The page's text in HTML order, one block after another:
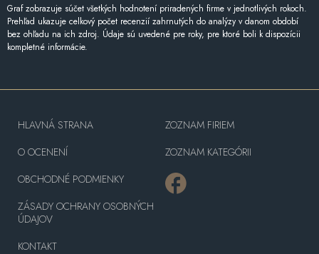
Graf zobrazuje súčet všetkých hodnotení priradených firme v jednotlivých rokoch.
Prehľad ukazuje celkový počet recenzií zahrnutých do analýzy v danom období
bez ohľadu na ich zdroj. Údaje sú uvedené pre roky, pre ktoré boli k dispozícii
kompletné informácie.
HLAVNÁ STRANA
O OCENENÍ
OBCHODNÉ PODMIENKY
ZÁSADY OCHRANY OSOBNÝCH
ÚDAJOV
KONTAKT
ZOZNAM FIRIEM
ZOZNAM KATEGÓRII